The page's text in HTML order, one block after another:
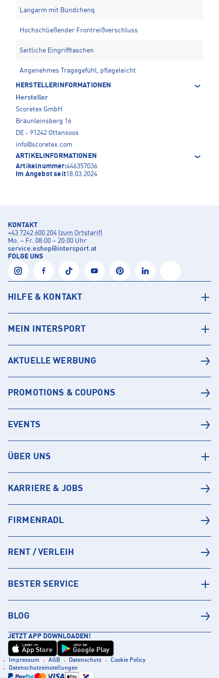
Langarm mit Bündchenq
Hochschließender Frontreißverschluss
Seitliche Eingrifftaschen
Angenehmes Tragegefühl, pflegeleicht
HERSTELLERINFORMATIONEN
Hersteller
Scoretex GmbH
Bräunleinsberg 16
DE - 91242 Ottensoos
info@scoretex.com
ARTIKELINFORMATIONEN
Artikelnummer:446357036
Im Angebot seit18.03.2024
KONTAKT
+43 7242 600 204 (zum Ortstarif)
Mo. – Fr. 08:00 – 20:00 Uhr
service.eshop@intersport.at
FOLGE UNS
HILFE & KONTAKT
MEIN INTERSPORT
AKTUELLE WERBUNG
PROMOTIONS & COUPONS
EVENTS
ÜBER UNS
KARRIERE & JOBS
FIRMENRADL
RENT / VERLEIH
BESTER SERVICE
BLOG
JETZT APP DOWNLOADEN!
Laden im
App Store
Jetzt bei
Google Play
Impressum AGB Datenschutz
Cookie Policy
Datenschutzeinstellungen